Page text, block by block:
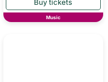
Music